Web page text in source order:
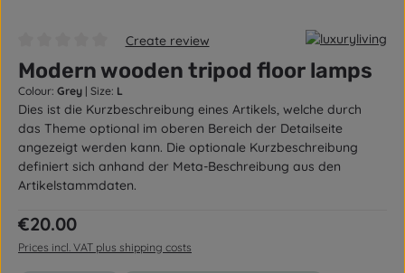
Average rating of 0 out of 5 stars
Create review
Modern wooden tripod floor lamps
Colour: Grey | Size: L
Dies ist die Kurzbeschreibung eines Artikels, welche durch
das Theme optional im oberen Bereich der Detailseite
angezeigt werden kann. Die optionale Kurzbeschreibung
definiert sich anhand der Meta-Beschreibung aus den
Artikelstammdaten.
Regular price:
€20.00
Prices incl. VAT plus shipping costs